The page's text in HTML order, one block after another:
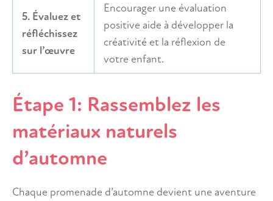
5. Évaluez et
réfléchissez
sur l’œuvre
Encourager une évaluation
positive aide à développer la
créativité et la réflexion de
votre enfant.
Étape 1: Rassemblez les
matériaux naturels
d’automne
Chaque promenade d’automne devient une aventure